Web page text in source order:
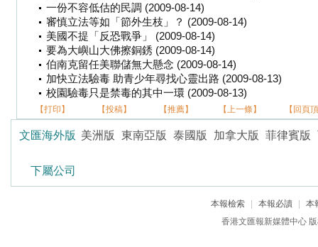
一份不容低估的民調 (2009-08-14)
審慎立法等如「節外生枝」？ (2009-08-14)
美國不提「反恐戰爭」 (2009-08-14)
要為大嶼山大佛擦銅銹 (2009-08-14)
伯南克留任美聯儲無大懸念 (2009-08-14)
加快立法驗毒 助青少年尋找心靈出路 (2009-08-13)
校園驗毒只是禁毒的其中一環 (2009-08-13)
【打印】 【投稿】 【推薦】 【上一條】 【回頁
文匯海外版 美洲版 東南亞版 泰國版 加拿大版 菲律賓版
下屬公司
本報檢索 本報必讀
本
香港文匯報新媒體中心